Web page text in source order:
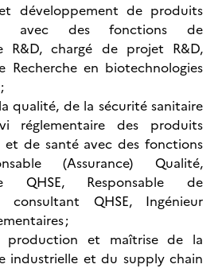
développement de produits
avec des fonctions de
R&D, chargé de projet R&D,
Recherche en biotechnologies
qualité, de la sécurité sanitaire
réglementaire des produits
et de santé avec des fonctions
(Assurance) Qualité,
QHSE, Responsable de
consultant QHSE, Ingénieur
;
production et maîtrise de la
industrielle et du supply chain